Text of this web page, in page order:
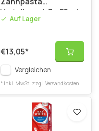
Vorteilspack 3 x 75 ml
Auf Lager
€13,05*
Vergleichen
* Inkl. MwSt. zzgl. Versandkosten